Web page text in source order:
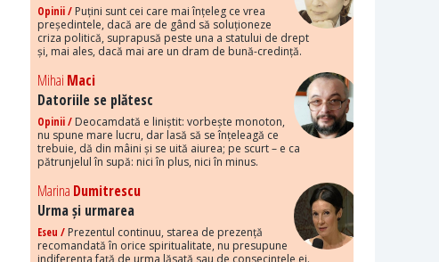
Opinii / Puțini sunt cei care mai înțeleg ce vrea
președintele, dacă are de gând să soluționeze
criza politică, suprapusă peste una a statului de drept
și, mai ales, dacă mai are un dram de bună-credință.
Mihai Maci
Datoriile se plătesc
Opinii / Deocamdată e liniștit: vorbește monoton,
nu spune mare lucru, dar lasă să se înțeleagă ce
trebuie, dă din mâini și se uită aiurea; pe scurt – e ca
pătrunjelul în supă: nici în plus, nici în minus.
Marina Dumitrescu
Urma și urmarea
Eseu / Prezentul continuu, starea de prezență
recomandată în orice spiritualitate, nu presupune
indiferența față de urma lăsată sau de consecințele ei.